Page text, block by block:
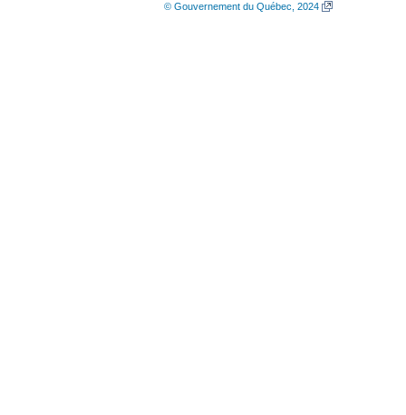
© Gouvernement du Québec, 2024